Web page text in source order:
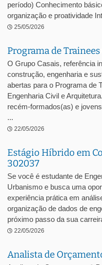
período) Conhecimento
organização e proatividade
25/05/2026
Programa de
O Grupo Casais, referência
construção, engenharia e
abertas para o Programa de
Engenharia Civil e
recém-formados(as) e
...
22/05/2026
Estágio Híbrido em
302037
Se você é estudante de
Urbanismo e busca uma
experiência prática em
organização de dados de
próximo passo da sua
22/05/2026
Analista de